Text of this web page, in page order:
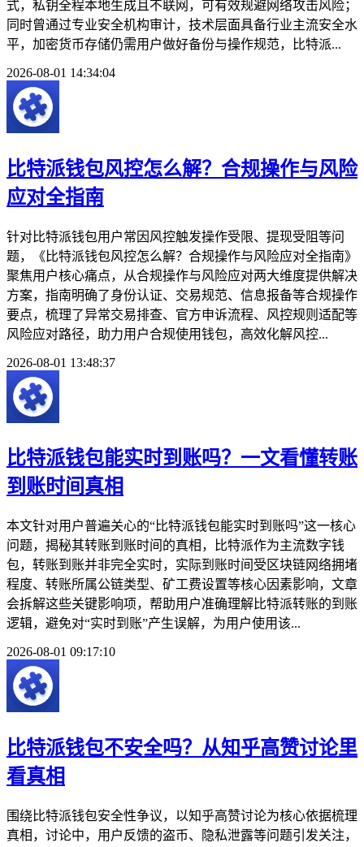
式，私钥全程本地生成且不联网，可有效规避网络攻击风险；
同时曾通过专业安全机构审计，技术层面具备行业主流安全水
平，加密货币存储仍需用户做好备份与操作规范，比特派...
2026-08-01 14:34:04
比特派钱包风控怎么解？合规操作与风险
应对全指南
针对比特派钱包用户常因风控触发操作受限、提现受阻等问
题，《比特派钱包风控怎么解？合规操作与风险应对全指南》
聚焦用户核心痛点，从合规操作与风险应对两大维度提供解决
方案，指南明确了身份认证、交易规范、信息报备等合规操作
要点，梳理了异常交易排查、官方申诉流程、风控规则适配等
风险应对路径，助力用户合规使用钱包，高效化解风控...
2026-08-01 13:48:37
比特派钱包能实时到账吗？一文看懂转账
到账时间真相
本文针对用户普遍关心的“比特派钱包能实时到账吗”这一核心
问题，揭秘其转账到账时间的真相，比特派作为主流数字钱
包，转账到账并非完全实时，实际到账时间受区块链网络拥堵
程度、转账所属公链类型、矿工费设置等核心因素影响，文章
会拆解这些关键影响项，帮助用户准确理解比特派转账的到账
逻辑，避免对“实时到账”产生误解，为用户使用该...
2026-08-01 09:17:10
比特派钱包不安全吗？从知乎高赞讨论里
看真相
围绕比特派钱包安全性争议，以知乎高赞讨论为核心依据梳理
真相，讨论中，用户反馈的盗币、隐私泄露等问题引发关注，